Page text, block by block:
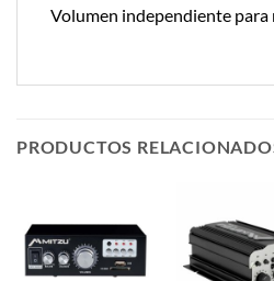
Volumen independiente
PRODUCTOS